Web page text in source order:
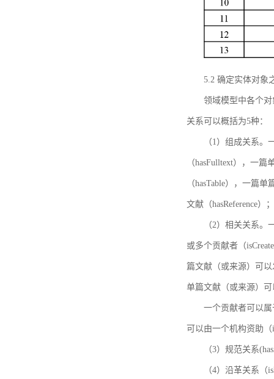
5.2 确定实体对象
领域模型中各个
关系可以概括为5种：
（1）组成关系
（hasFulltext），一
（hasTable），一篇
文献（hasReference）；
（2）相关关系
或多个贡献者（
篇文献（或来源）可
单篇文献（或来源）可
一个贡献者可以
可以由一个机构资助（
（3）规范关系
（4）沿革关系